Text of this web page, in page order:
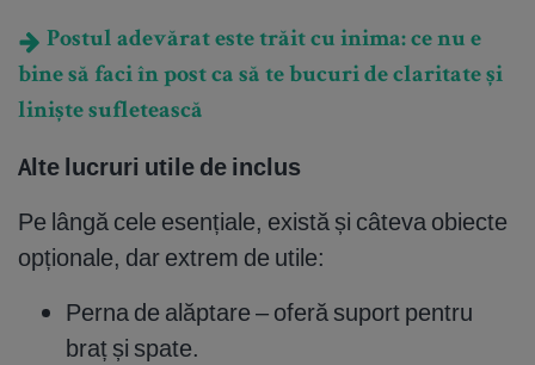
Postul adevărat este trăit cu inima: ce nu e
bine să faci în post ca să te bucuri de claritate și
liniște sufletească
Alte lucruri utile de inclus
Pe lângă cele esențiale, există și câteva obiecte
opționale, dar extrem de utile:
Perna de alăptare – oferă suport pentru
braț și spate.